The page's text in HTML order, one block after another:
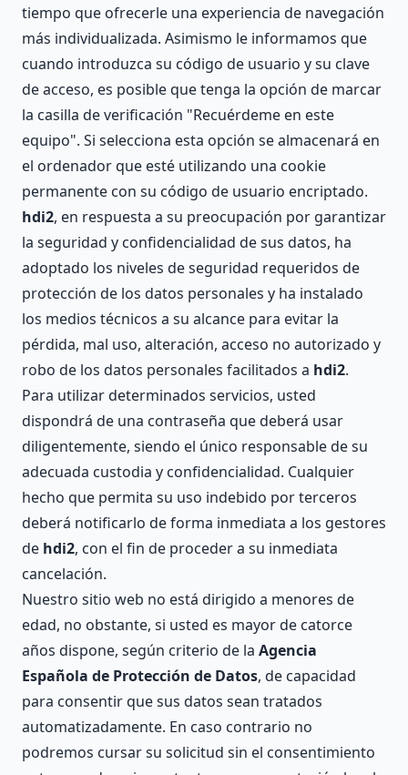
tiempo que ofrecerle una experiencia de navegación
más individualizada. Asimismo le informamos que
cuando introduzca su código de usuario y su clave
de acceso, es posible que tenga la opción de marcar
la casilla de verificación "Recuérdeme en este
equipo". Si selecciona esta opción se almacenará en
el ordenador que esté utilizando una cookie
permanente con su código de usuario encriptado.
hdi2, en respuesta a su preocupación por garantizar
la seguridad y confidencialidad de sus datos, ha
adoptado los niveles de seguridad requeridos de
protección de los datos personales y ha instalado
los medios técnicos a su alcance para evitar la
pérdida, mal uso, alteración, acceso no autorizado y
robo de los datos personales facilitados a hdi2.
Para utilizar determinados servicios, usted
dispondrá de una contraseña que deberá usar
diligentemente, siendo el único responsable de su
adecuada custodia y confidencialidad. Cualquier
hecho que permita su uso indebido por terceros
deberá notificarlo de forma inmediata a los gestores
de hdi2, con el fin de proceder a su inmediata
cancelación.
Nuestro sitio web no está dirigido a menores de
edad, no obstante, si usted es mayor de catorce
años dispone, según criterio de la Agencia
Española de Protección de Datos, de capacidad
para consentir que sus datos sean tratados
automatizadamente. En caso contrario no
podremos cursar su solicitud sin el consentimiento